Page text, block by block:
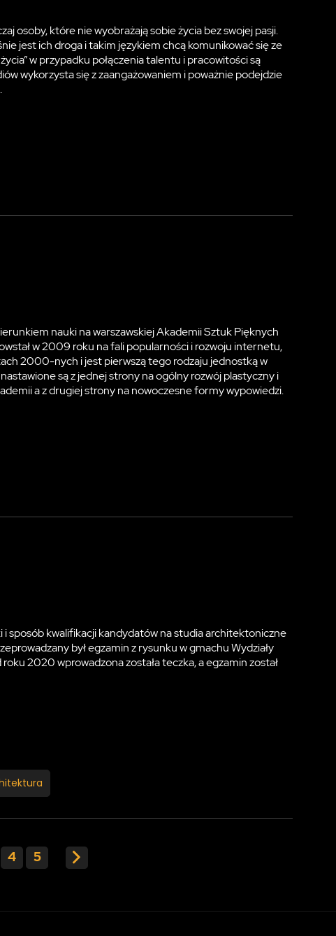
osoby, które nie wyobrażają sobie życia bez swojej pasji.
jest ich droga i takim językiem chcą komunikować się ze
w przypadku połączenia talentu i pracowitości są
wykorzysta się z zaangażowaniem i poważnie podejdzie
nauki na warszawskiej Akademii Sztuk Pięknych
w 2009 roku na fali popularności i rozwoju internetu,
2000-nych i jest pierwszą tego rodzaju jednostką w
są z jednej strony na ogólny rozwój plastyczny i
a z drugiej strony na nowoczesne formy wypowiedzi.
i sposób kwalifikacji kandydatów na studia architektoniczne
był egzamin z rysunku w gmachu Wydziały
2020 wprowadzona została teczka, a egzamin został
4 5